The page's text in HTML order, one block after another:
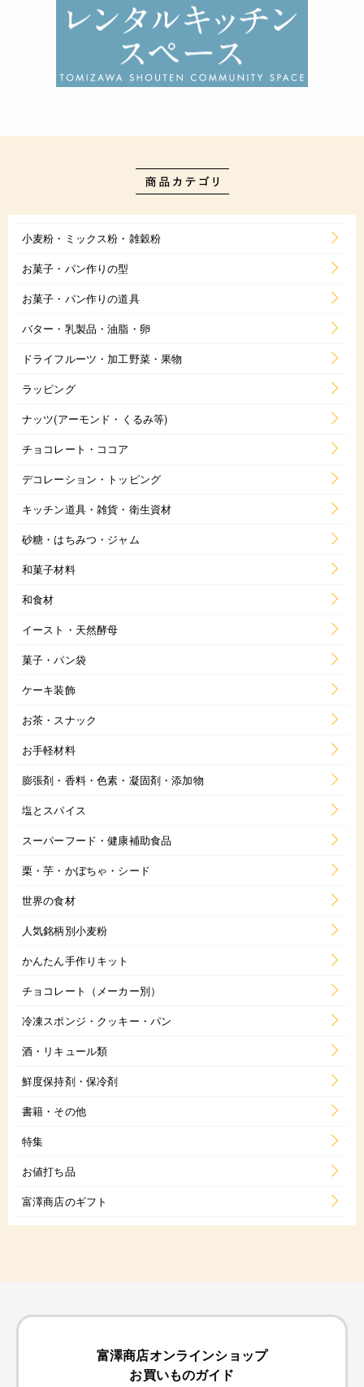
小麦粉・ミックス粉・雑穀粉
お菓子・パン作りの型
お菓子・パン作りの道具
バター・乳製品・油脂・卵
ドライフルーツ・加工野菜・果物
ラッピング
ナッツ(アーモンド・くるみ等)
チョコレート・ココア
デコレーション・トッピング
キッチン道具・雑貨・衛生資材
砂糖・はちみつ・ジャム
和菓子材料
和食材
イースト・天然酵母
菓子・パン袋
ケーキ装飾
お茶・スナック
お手軽材料
膨張剤・香料・色素・凝固剤・添加物
塩とスパイス
スーパーフード・健康補助食品
栗・芋・かぼちゃ・シード
世界の食材
人気銘柄別小麦粉
かんたん手作りキット
チョコレート（メーカー別）
冷凍スポンジ・クッキー・パン
酒・リキュール類
鮮度保持剤・保冷剤
書籍・その他
特集
お値打ち品
富澤商店のギフト
富澤商店オンラインショップ
お買いものガイド